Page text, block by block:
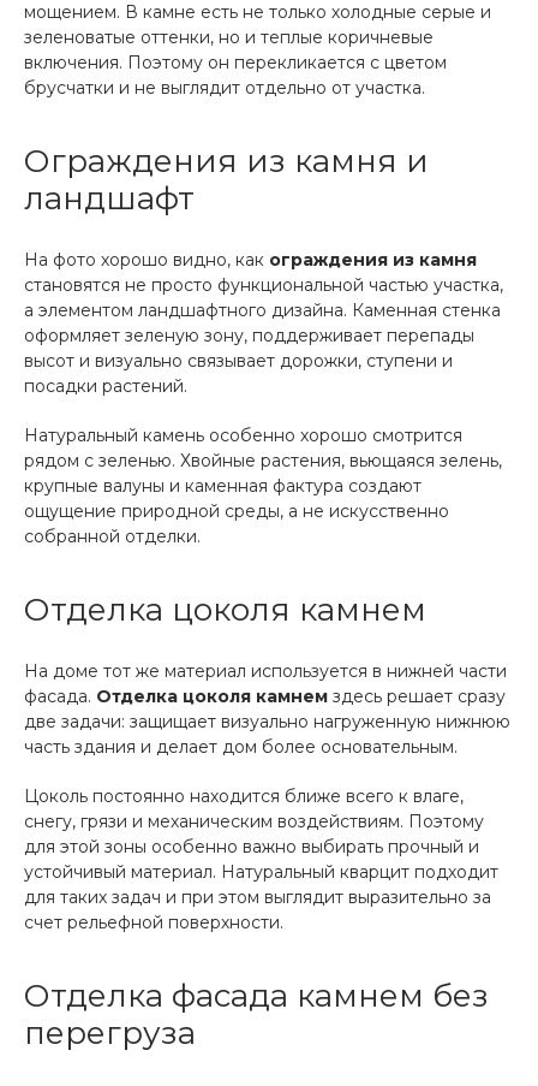
мощением. В камне есть не только холодные серые и
зеленоватые оттенки, но и теплые коричневые
включения. Поэтому он перекликается с цветом
брусчатки и не выглядит отдельно от участка.
Ограждения из камня и
ландшафт
На фото хорошо видно, как ограждения из камня
становятся не просто функциональной частью участка,
а элементом ландшафтного дизайна. Каменная стенка
оформляет зеленую зону, поддерживает перепады
высот и визуально связывает дорожки, ступени и
посадки растений.
Натуральный камень особенно хорошо смотрится
рядом с зеленью. Хвойные растения, вьющаяся зелень,
крупные валуны и каменная фактура создают
ощущение природной среды, а не искусственно
собранной отделки.
Отделка цоколя камнем
На доме тот же материал используется в нижней части
фасада. Отделка цоколя камнем здесь решает сразу
две задачи: защищает визуально нагруженную нижнюю
часть здания и делает дом более основательным.
Цоколь постоянно находится ближе всего к влаге,
снегу, грязи и механическим воздействиям. Поэтому
для этой зоны особенно важно выбирать прочный и
устойчивый материал. Натуральный кварцит подходит
для таких задач и при этом выглядит выразительно за
счет рельефной поверхности.
Отделка фасада камнем без
перегруза